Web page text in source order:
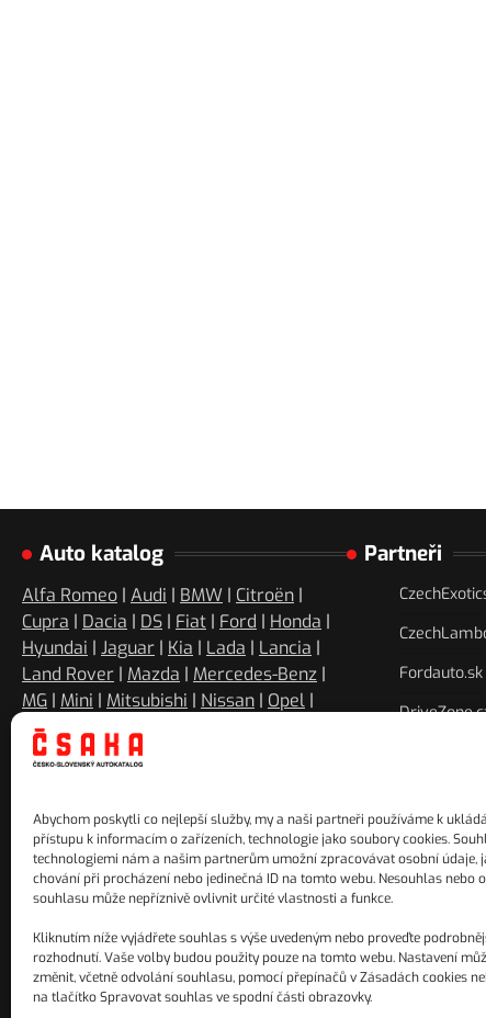
Abychom poskytli co nejlepší služby, my a naši partneři používáme k
přístupu k informacím o zařízeních, technologie jako soubory cookies.
technologiemi nám a našim partnerům umožní zpracovávat osobní údaje,
chování při procházení nebo jedinečná ID na tomto webu. Nesouhlas nebo
souhlasu může nepříznivě ovlivnit určité vlastnosti a funkce.
Kliknutím níže vyjádřete souhlas s výše uvedeným nebo proveďte
rozhodnutí. Vaše volby budou použity pouze na tomto webu. Nastavení
změnit, včetně odvolání souhlasu, pomocí přepínačů v Zásadách cookies
na tlačítko Spravovat souhlas ve spodní části obrazovky.
Auto katalog
Alfa Romeo | Audi | BMW | Citroën |
Cupra | Dacia | DS | Fiat | Ford | Honda |
Hyundai | Jaguar | Kia | Lada | Lancia |
Land Rover | Mazda | Mercedes-Benz |
MG | Mini | Mitsubishi | Nissan | Opel |
Peugeot
Subaru |Suzuki
Partneři
Fordauto.sk
https://